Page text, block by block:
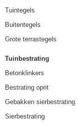
Tuintegels
Buitentegels
Grote terrastegels
Tuinbestrating
Betonklinkers
Bestrating oprit
Gebakken sierbestrating
Sierbestrating